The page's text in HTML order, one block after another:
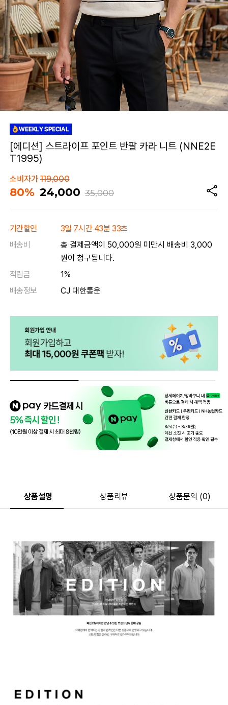
[에디션] 스트라이프 포인트 반팔 카라 니트 (NNE2E
T1995)
소비자가119,000
80% 24,000 35,000
기간할인
3일 7시간 43분 33초
배송비
총 결제금액이 50,000원 미만시 배송비 3,000
원이 청구됩니다.
적립금
1%
배송정보
CJ 대한통운
상품설명 상품리뷰 상품문의 (0)